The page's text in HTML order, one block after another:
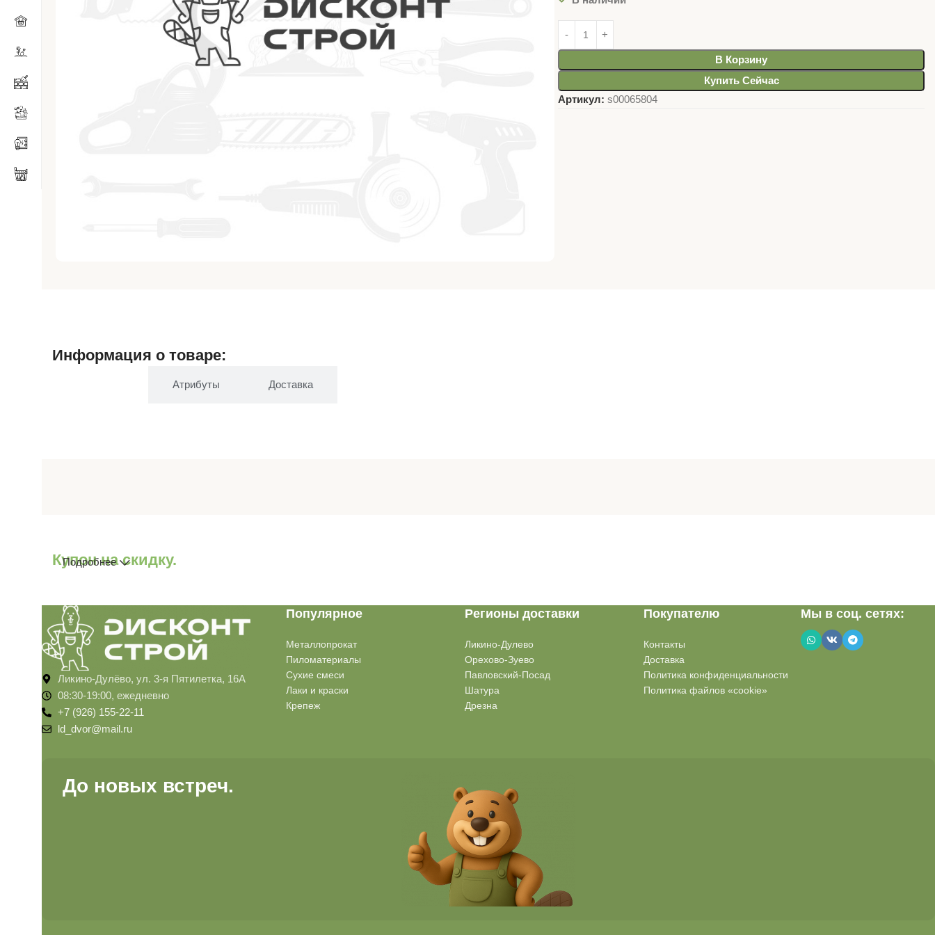
В Корзину
Купить Сейчас
Артикул:s00065804
Информация о товаре:
Атрибуты Доставка
Купон на скидку.
Подробнее
Ликино-Дулёво, ул. 3-я Пятилетка, 16А
08:30-19:00, ежедневно
+7 (926) 155-22-11
ld_dvor@mail.ru
Популярное
Металлопрокат
Пиломатериалы
Сухие смеси
Лаки и краски
Крепеж
Регионы доставки
Ликино-Дулево
Орехово-Зуево
Павловский-Посад
Шатура
Дрезна
Покупателю
Контакты
Доставка
Политика конфиденциальности
Политика файлов «cookie»
Мы в соц. сетях:
До новых встреч.